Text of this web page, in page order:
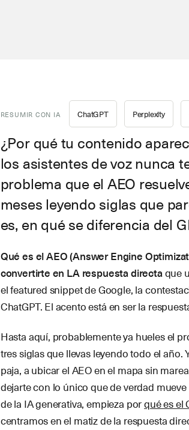
RESUMIR CON IA ChatGPT Perplexity
¿Por qué tu contenido
los asistentes de voz nunca
problema que el AEO
meses leyendo siglas que
es, en qué se diferencia del
Qué es el AEO (Answer Engine
convertirte en LA respuesta directaque
el featured snippet de Google, la
ChatGPT. El acento está en ser la
Hasta aquí, probablemente ya hueles el
tres siglas que llevas leyendo todo el año.
paja, a ubicar el AEO en el mapa sin
dejarte con lo único que de verdad
de la IA generativa, empieza porqué es el
centramos en el matiz de la respuesta